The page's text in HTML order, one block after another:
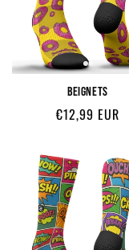
BEIGNETS
Prix
€12,99 EUR